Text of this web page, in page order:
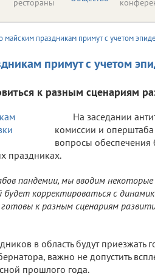
праздникам примут с учетом
примут с учетом
к разным сценариям
На заседании
комиссии и
вопросы обеспечения
праздниках.
пандемии, мы вводим некоторые
корректироваться с
к разным сценариям
в область будут приезжать
важно не допустить
прошлого года.